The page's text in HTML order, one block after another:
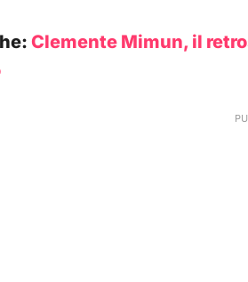
Clemente Mimun, il